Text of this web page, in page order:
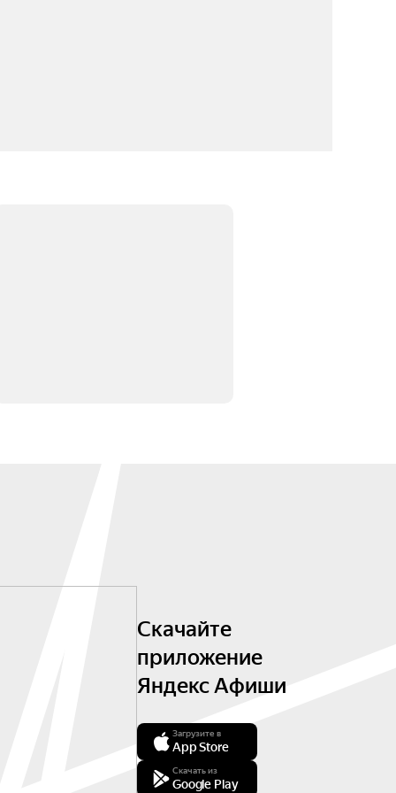
Скачайте
приложение
Яндекс Афиши
Загрузите в
App Store
Скачать из
Google Play